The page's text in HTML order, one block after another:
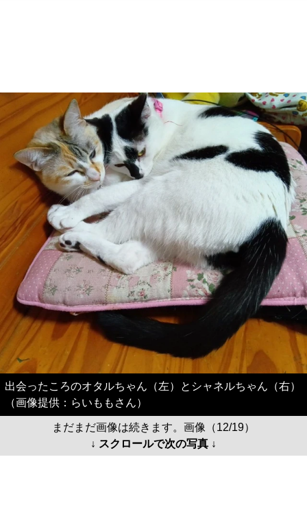
出会ったころのオタルちゃん（左）とシャネルちゃん（右）
（画像提供：らいももさん）
まだまだ画像は続きます。画像（12/19）
↓ スクロールで次の写真 ↓